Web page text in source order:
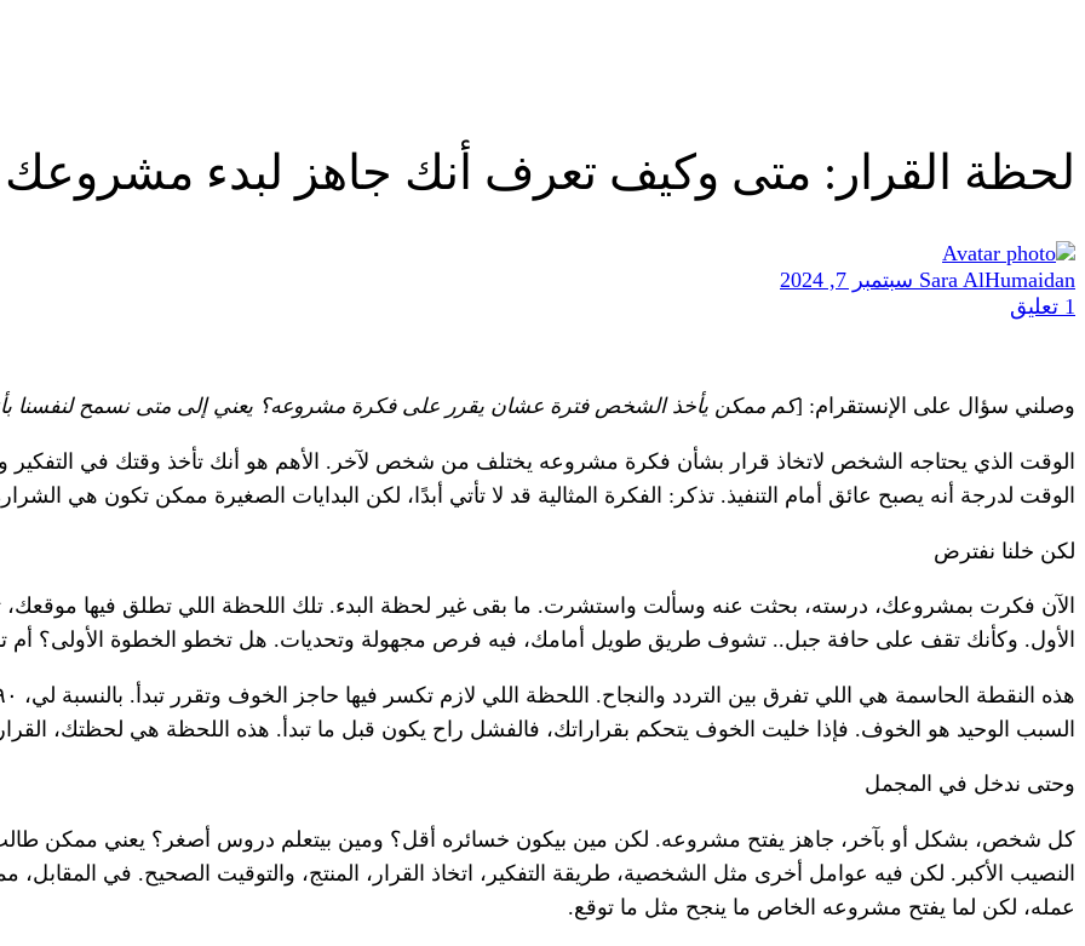
لحظة القرار: متى وكيف تعرف أنك جاهز لبدء
Sara AlHumaidan سبتمبر 7, 2024
1 تعليق
وصلني سؤال على الإنستقرام: [كم ممكن يأخذ الشخص فترة عشان يقرر على فكرة مشروعه؟ يعني إلى متى نسمح لنفسنا بأننا
الوقت الذي يحتاجه الشخص لاتخاذ قرار بشأن فكرة مشروعه يختلف من شخص لآخر. الأهم هو أنك تأخذ وقتك في
الوقت لدرجة أنه يصبح عائق أمام التنفيذ. تذكر: الفكرة المثالية قد لا تأتي أبدًا، لكن البدايات الصغيرة ممكن تكون هي
لكن خلنا نفترض
الآن فكرت بمشروعك، درسته، بحثت عنه وسألت واستشرت. ما بقى غير لحظة البدء. تلك اللحظة اللي تطلق فيها موقعك،
الأول. وكأنك تقف على حافة جبل.. تشوف طريق طويل أمامك، فيه فرص مجهولة وتحديات. هل تخطو الخطوة الأولى؟ أم
السبب الوحيد هو الخوف. فإذا خليت الخوف يتحكم بقراراتك، فالفشل راح يكون قبل ما تبدأ. هذه اللحظة هي لحظتك،
وحتى ندخل في المجمل
كل شخص، بشكل أو بآخر، جاهز يفتح مشروعه. لكن مين بيكون خسائره أقل؟ ومين بيتعلم دروس أصغر؟ يعني ممكن
النصيب الأكبر. لكن فيه عوامل أخرى مثل الشخصية، طريقة التفكير، اتخاذ القرار، المنتج، والتوقيت الصحيح. في
عمله، لكن لما يفتح مشروعه الخاص ما ينجح مثل ما توقع.